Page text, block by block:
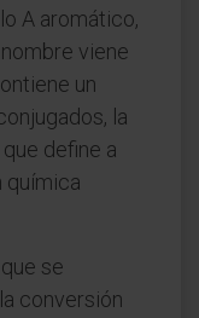
A aromático,
viene
un
la
define a
química
se
conversión